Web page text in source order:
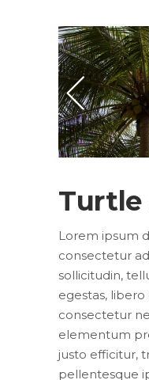
Turtle
Lorem ipsum
consectetur
sollicitudin,
egestas,
consectetur
elementum
justo efficitur,
pellentesque